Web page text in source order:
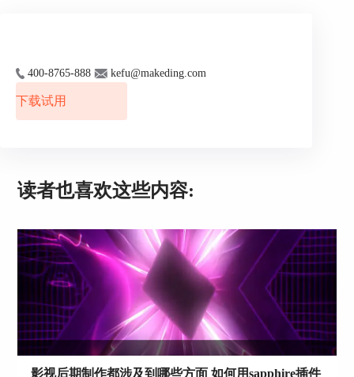
1. 更新软件版本：确保Adobe Premiere Pro和
修复已知的兼容性问题和漏洞。可以访问Adobe官
方网站和Boris FX（Sapphire的开发商）官方网站
下载最新的更新。
2. 调整插件设置：在某些情况下，Sapphire插件的
默认设置可能与pr不兼容。尝试进入Sapphire插件
的设置界面，调整特定参数或选项。例如，关闭
GPU加速或调整渲染设置，可能会解决某些冲突问
题。
400-8765-888 kefu@makeding.com
下载试用
读者也喜欢这些内容:
影视后期制作都涉及到哪些方面 如何用sapphire插件